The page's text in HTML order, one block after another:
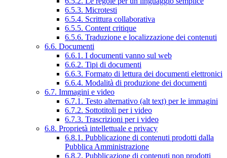
6.5.3. Microtesti
6.5.4. Scrittura collaborativa
6.5.5. Content critique
6.5.6. Traduzione e localizzazione dei contenuti
6.6. Documenti
6.6.1. I documenti vanno sul web
6.6.2. Tipi di documenti
6.6.3. Formato di lettura dei documenti elettronici
6.6.4. Modalità di produzione dei documenti
6.7. Immagini e video
6.7.1. Testo alternativo (alt text) per le immagini
6.7.2. Sottotitoli per i video
6.7.3. Trascrizioni per i video
6.8. Proprietà intellettuale e privacy
6.8.1. Pubblicazione di contenuti prodotti dalla
Pubblica Amministrazione
6.8.2. Pubblicazione di contenuti non prodotti